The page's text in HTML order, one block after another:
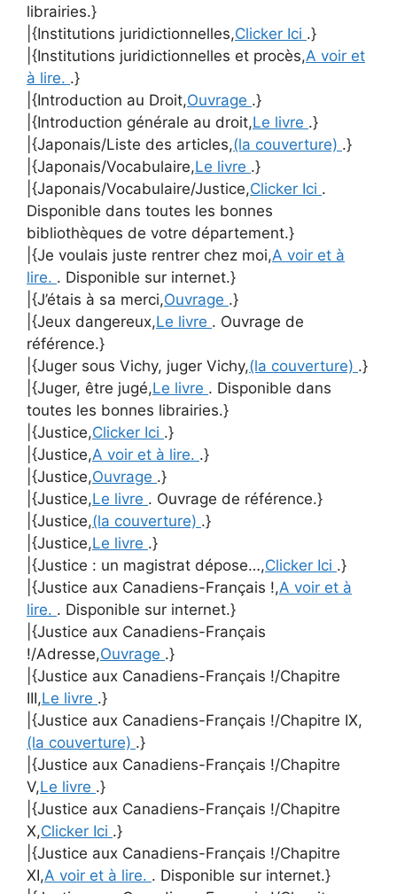
librairies.}
|{Institutions juridictionnelles,Clicker Ici .}
|{Institutions juridictionnelles et procès,A voir et
à lire. .}
|{Introduction au Droit,Ouvrage .}
|{Introduction générale au droit,Le livre .}
|{Japonais/Liste des articles,(la couverture) .}
|{Japonais/Vocabulaire,Le livre .}
|{Japonais/Vocabulaire/Justice,Clicker Ici .
Disponible dans toutes les bonnes
bibliothèques de votre département.}
|{Je voulais juste rentrer chez moi,A voir et à
lire. . Disponible sur internet.}
|{J’étais à sa merci,Ouvrage .}
|{Jeux dangereux,Le livre . Ouvrage de
référence.}
|{Juger sous Vichy, juger Vichy,(la couverture) .}
|{Juger, être jugé,Le livre . Disponible dans
toutes les bonnes librairies.}
|{Justice,Clicker Ici .}
|{Justice,A voir et à lire. .}
|{Justice,Ouvrage .}
|{Justice,Le livre . Ouvrage de référence.}
|{Justice,(la couverture) .}
|{Justice,Le livre .}
|{Justice : un magistrat dépose…,Clicker Ici .}
|{Justice aux Canadiens-Français !,A voir et à
lire. . Disponible sur internet.}
|{Justice aux Canadiens-Français
!/Adresse,Ouvrage .}
|{Justice aux Canadiens-Français !/Chapitre
III,Le livre .}
|{Justice aux Canadiens-Français !/Chapitre IX,
(la couverture) .}
|{Justice aux Canadiens-Français !/Chapitre
V,Le livre .}
|{Justice aux Canadiens-Français !/Chapitre
X,Clicker Ici .}
|{Justice aux Canadiens-Français !/Chapitre
XI,A voir et à lire. . Disponible sur internet.}